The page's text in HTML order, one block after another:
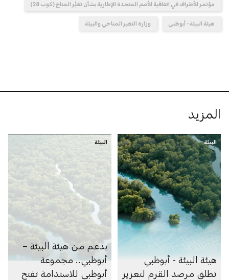
مؤتمر الأطراف في اتفاقية الأمم المتحدة الإطارية بشأن تغيُّر المناخ (كوب 28)
هيئة البيئة - أبوظبي وزارة التغير المناخي والبيئة
المزيد
البيئة
هيئة البيئة - أبوظبي
تطلق مرصد القرم لتعزيز
البيئة
بدعم من هيئة البيئة –
أبوظبي.. مجموعة
أبوظبي للاستدامة تفتح